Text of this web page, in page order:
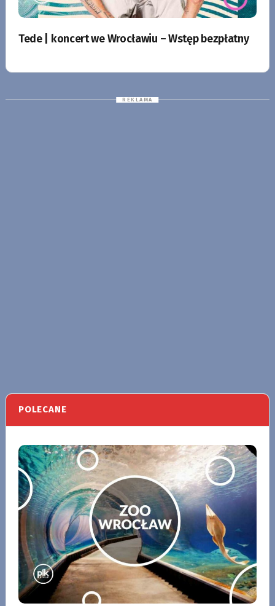
Tede | koncert we Wrocławiu – Wstęp bezpłatny
POLECANE